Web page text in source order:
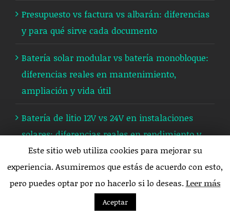
Presupuesto vs factura vs albarán: diferencias
y para qué sirve cada documento
Batería solar modular vs batería monobloque:
diferencias reales en mantenimiento,
ampliación y vida útil
Batería de litio 12V vs 24V en instalaciones
solares: diferencias reales en rendimiento y
cableado
Autónomo vs freelance: diferencias legales,
fiscales y de uso (¿son lo mismo?)
Este sitio web utiliza cookies para mejorar su
experiencia. Asumiremos que estás de acuerdo con esto,
pero puedes optar por no hacerlo si lo deseas.Leer más
Aceptar